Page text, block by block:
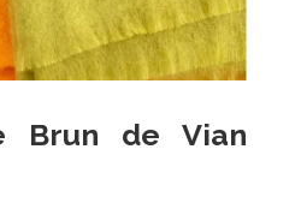
Brun de Vian